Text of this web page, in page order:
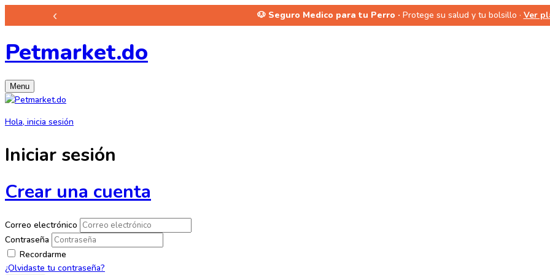
‹ 🐶 Seguro Medico para tu Perro · Protege su salud y tu bolsillo · Ver
Petmarket.do
Menu
Hola, inicia sesión
Iniciar sesión
Crear una cuenta
Correo electrónico
Contraseña
Recordarme
¿Olvidaste tu contraseña?